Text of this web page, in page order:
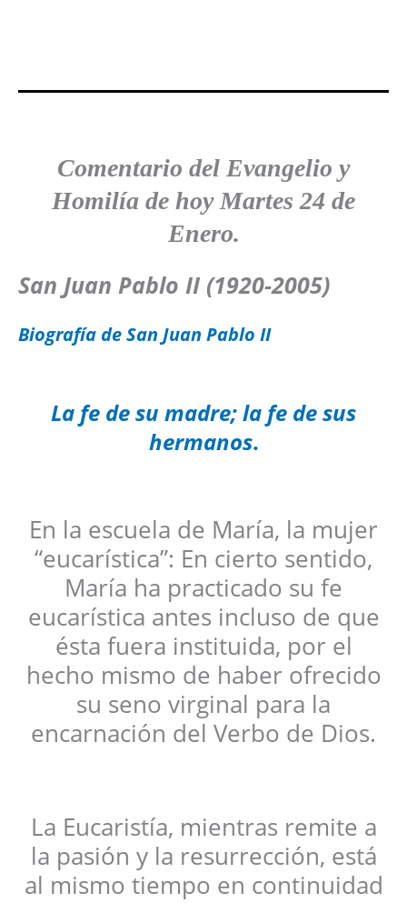
Comentario del Evangelio y
Homilía de hoy Martes 24 de
Enero.
San Juan Pablo II (1920-2005)
Biografía de San Juan Pablo II
La fe de su madre; la fe de sus
hermanos.
En la escuela de María, la mujer
“eucarística”: En cierto sentido,
María ha practicado su fe
eucarística antes incluso de que
ésta fuera instituida, por el
hecho mismo de haber ofrecido
su seno virginal para la
encarnación del Verbo de Dios.
La Eucaristía, mientras remite a
la pasión y la resurrección, está
al mismo tiempo en continuidad